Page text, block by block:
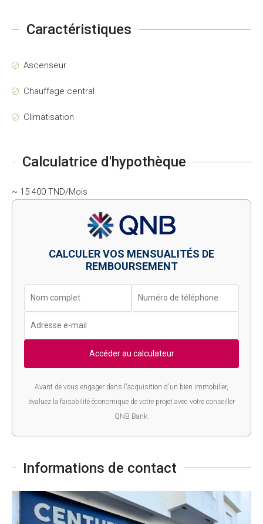
Caractéristiques
Ascenseur
Chauffage central
Climatisation
Calculatrice d'hypothèque
~ 15 400 TND/Mois
CALCULER VOS MENSUALITÉS DE
REMBOURSEMENT
Accéder au calculateur
Avant de vous engager dans l'acquisition d'un bien immobilier,
évaluez la faisabilité économique de votre projet avec votre conseiller
QNB Bank.
Informations de contact